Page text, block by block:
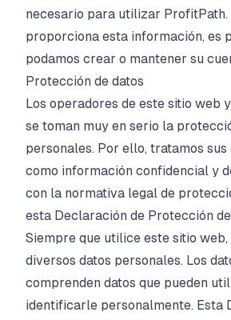
necesario para utilizar ProfitPath.
proporciona esta información, es
podamos crear o mantener su
Protección de datos
Los operadores de este sitio web
se toman muy en serio la
personales. Por ello, tratamos
como información confidencial y
con la normativa legal de
esta Declaración de Protección
Siempre que utilice este sitio
diversos datos personales. Los
comprenden datos que pueden
identificarle personalmente. Esta